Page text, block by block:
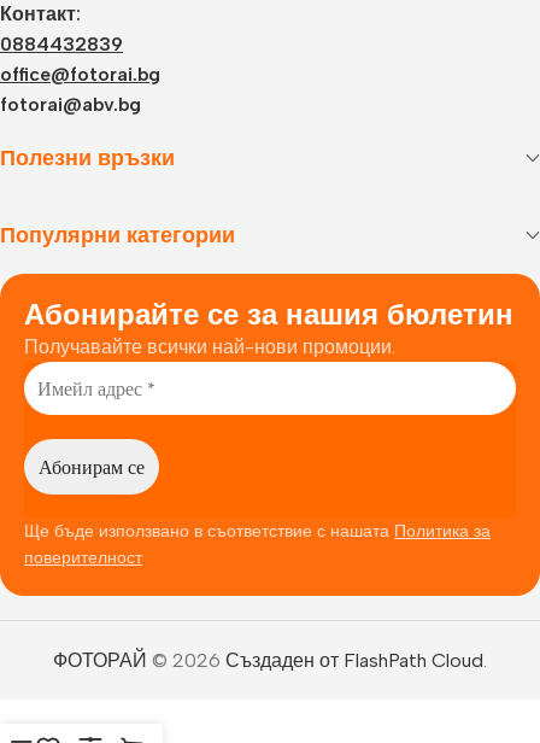
Контакт:
0884432839
office@fotorai.bg
fotorai@abv.bg
Полезни връзки
Популярни категории
Абонирайте се за нашия бюлетин
Получавайте всички най-нови промоции.
Ще бъде използвано в съответствие с нашата Политика за
поверителност
ФОТОРАЙ © 2026 Създаден от FlashPath Cloud.